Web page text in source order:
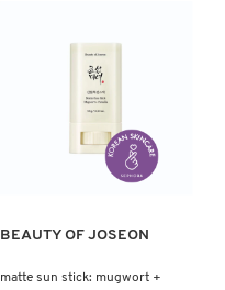
Ver más
BEAUTY OF JOSEON
matte sun stick: mugwort +